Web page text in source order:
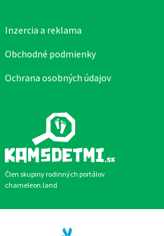
Člen skupiny rodinných portálov
chameleon.land
Inzercia a reklama
Obchodné podmienky
Ochrana osobných údajov